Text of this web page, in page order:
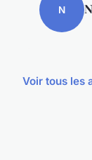
N
Voir tous les